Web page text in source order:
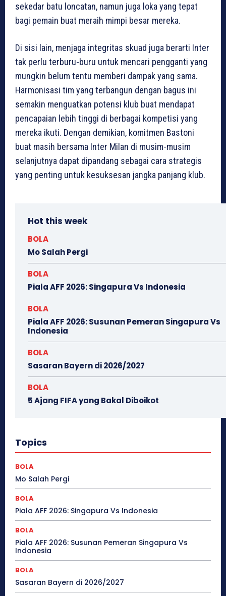
sekedar batu loncatan, namun juga loka yang tepat
bagi pemain buat meraih mimpi besar mereka.
Di sisi lain, menjaga integritas skuad juga berarti Inter
tak perlu terburu-buru untuk mencari pengganti yang
mungkin belum tentu memberi dampak yang sama.
Harmonisasi tim yang terbangun dengan bagus ini
semakin menguatkan potensi klub buat mendapat
pencapaian lebih tinggi di berbagai kompetisi yang
mereka ikuti. Dengan demikian, komitmen Bastoni
buat masih bersama Inter Milan di musim-musim
selanjutnya dapat dipandang sebagai cara strategis
yang penting untuk kesuksesan jangka panjang klub.
Hot this week
BOLA
Mo Salah Pergi
BOLA
Piala AFF 2026: Singapura Vs Indonesia
BOLA
Piala AFF 2026: Susunan Pemeran Singapura Vs
Indonesia
BOLA
Sasaran Bayern di 2026/2027
BOLA
5 Ajang FIFA yang Bakal Diboikot
Topics
BOLA
Mo Salah Pergi
BOLA
Piala AFF 2026: Singapura Vs Indonesia
BOLA
Piala AFF 2026: Susunan Pemeran Singapura Vs
Indonesia
BOLA
Sasaran Bayern di 2026/2027